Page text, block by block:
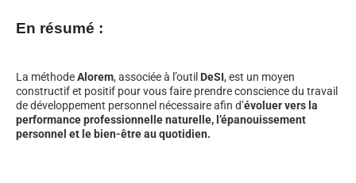
En résumé :
La méthodeAlorem, associée à l’outil DeSI, est un moyen
constructif et positif pour vous faire prendre conscience du travail
de développement personnel nécessaire afin d’évoluer vers la
performance professionnelle naturelle, l’épanouissement
personnel et le bien-être au quotidien.